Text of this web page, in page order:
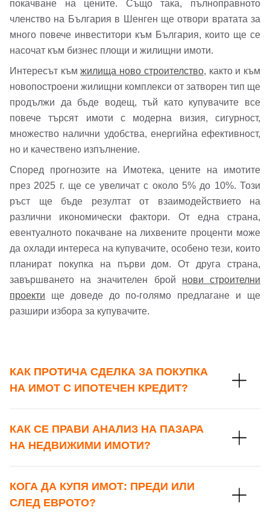
Забравена парола?
Вход
Вход като гост
Вход с Google
покачване на цените. Също така, пълноправното
членство на България в Шенген ще отвори вратата за
много повече инвеститори към България, които ще се
насочат към бизнес площи и жилищни имоти.
Интересът къмжилища ново строителство, както и към
новопостроени жилищни комплекси от затворен тип ще
продължи да бъде водещ, тъй като купувачите все
повече търсят имоти с модерна визия, сигурност,
множество налични удобства, енергийна ефективност,
но и качествено изпълнение.
Според прогнозите на Имотека, цените на имотите
през 2025 г. ще се увеличат с около 5% до 10%. Този
ръст ще бъде резултат от взаимодействието на
различни икономически фактори. От една страна,
евентуалното покачване на лихвените проценти може
да охлади интереса на купувачите, особено тези, които
планират покупка на първи дом. От друга страна,
завършването на значителен брой нови строителни
проекти ще доведе до по-голямо предлагане и ще
разшири избора за купувачите.
КАК ПРОТИЧА СДЕЛКА ЗА ПОКУПКА
НА ИМОТ С ИПОТЕЧЕН КРЕДИТ?
КАК СЕ ПРАВИ АНАЛИЗ НА ПАЗАРА
НА НЕДВИЖИМИ ИМОТИ?
КОГА ДА КУПЯ ИМОТ: ПРЕДИ ИЛИ
СЛЕД ЕВРОТО?